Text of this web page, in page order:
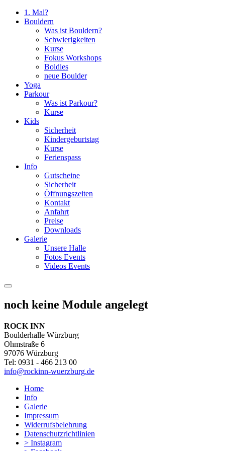
1. Mal?
Bouldern
Was ist Bouldern?
Schwierigkeiten
Kurse
Fokus Workshops
Boldies
neue Boulder
Yoga
Parkour
Was ist Parkour?
Kurse
Kids
Sicherheit
Kindergeburtstag
Kurse
Ferienspass
Info
Gutscheine
Sicherheit
Öffnungszeiten
Kontakt
Anfahrt
Preise
Downloads
Galerie
Unsere Halle
Fotos Events
Videos Events
noch keine Module angelegt
ROCK INN
Boulderhalle Würzburg
Ohmstraße 6
97076 Würzburg
Tel: 0931 - 466 213 00
info@rockinn-wuerzburg.de
Home
Info
Galerie
Impressum
Widerrufsbelehrung
Datenschutzrichtlinien
> Instagram